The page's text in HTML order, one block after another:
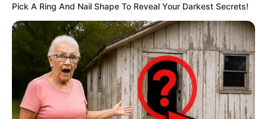
chocolate.
Eun Bi mengaku bahwa dia dan Min Joo memiliki selera yang
sama.
Memiliki wajah yang mirip seperti IreneRed Velvet.
Bekerja part time di Paris Baguette.
Mengidolakan
UI.
Pick A Ring And Nail Shape To Reveal Your Darkest Secrets!